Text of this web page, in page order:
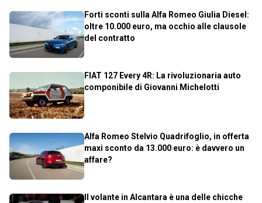
Forti sconti sulla Alfa Romeo Giulia Diesel:
oltre 10.000 euro, ma occhio alle clausole
del contratto
FIAT 127 Every 4R: La rivoluzionaria auto
componibile di Giovanni Michelotti
Alfa Romeo Stelvio Quadrifoglio, in offerta
maxi sconto da 13.000 euro: è davvero un
affare?
Il volante in Alcantara è una delle chicche